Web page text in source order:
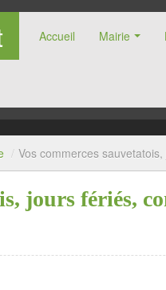
Accueil Mairie
/ Vos commerces
jours fériés,